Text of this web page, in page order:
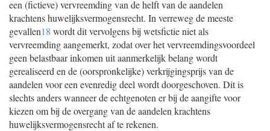
een (fictieve) vervreemding van de helft van de aandelen
krachtens huwelijksvermogensrecht. In verreweg de meeste
gevallen18 wordt dit vervolgens bij wetsfictie niet als
vervreemding aangemerkt, zodat over het vervreemdingsvoordeel
geen belastbaar inkomen uit aanmerkelijk belang wordt
gerealiseerd en de (oorspronkelijke) verkrijgingsprijs van de
aandelen voor een evenredig deel wordt doorgeschoven. Dit is
slechts anders wanneer de echtgenoten er bij de aangifte voor
kiezen om bij de overgang van de aandelen krachtens
huwelijksvermogensrecht af te rekenen.